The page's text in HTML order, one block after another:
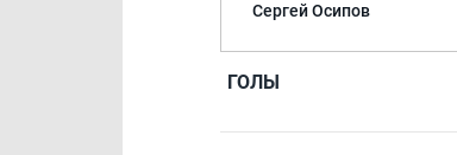
Сергей Осипов
ГОЛЫ